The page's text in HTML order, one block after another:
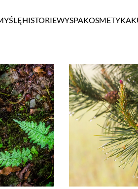
HISTORIEWYSPAKOSMETYKA